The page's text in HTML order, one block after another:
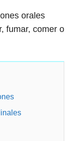
orales
fumar, comer o